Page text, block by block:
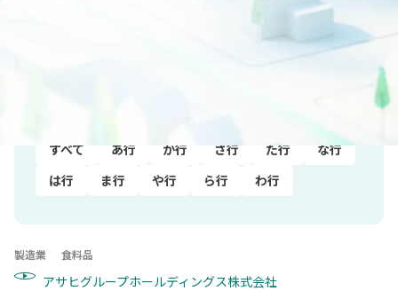
サービス業
すべて あ行 か行 さ行 た行
な行
は行
ま行 や行 ら行 わ行
製造業 食料品
アサヒグループホールディングス株式会社